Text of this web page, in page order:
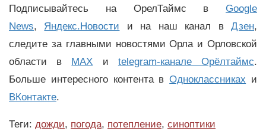
Подписывайтесь на ОрелТаймс в Google
News, Яндекс.Новости и на наш канал вДзен,
следите за главными новостями Орла и Орловской
области в MAX и telegram-канале Орёлтаймс.
Больше интересного контента вОдноклассниках и
ВКонтакте.
Теги: дожди, погода, потепление, синоптики